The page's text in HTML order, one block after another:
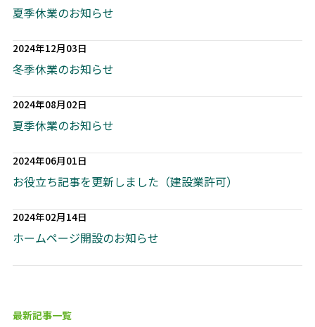
夏季休業のお知らせ
2024年12月03日
冬季休業のお知らせ
2024年08月02日
夏季休業のお知らせ
2024年06月01日
お役立ち記事を更新しました（建設業許可）
2024年02月14日
ホームページ開設のお知らせ
最新記事一覧
何かご質問やご相談がございましたら、お気軽にお問合
専門スタッフが丁寧に対応いたします。
匿名及び非通知でのお問い合わせはご対応致しかねま
す。あらかじめご了承ください。
0566-91-4525
平日9:00-17:00